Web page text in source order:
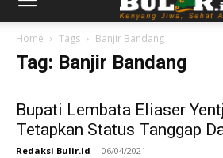
Home Tags Banjir Bandang
Tag: Banjir Bandang
Bupati Lembata Eliaser
Tetapkan Status Tanggap
Redaksi Bulir.id - 06/04/2021